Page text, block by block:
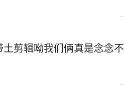
剪辑呦我们俩真是念念不